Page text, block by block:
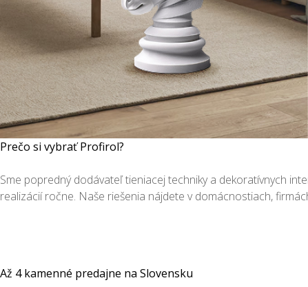
Prečo si vybrať Profirol?
Sme popredný dodávateľ tieniacej techniky a dekoratívnych
realizácií ročne. Naše riešenia nájdete v domácnostiach,
Až 4 kamenné predajne na Slovensku